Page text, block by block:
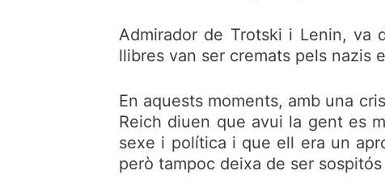
Admirador de Trotski i Lenin, va
llibres van ser cremats pels nazis
En aquests moments, amb una
Reich diuen que avui la gent es
sexe i política i que ell era un
però tampoc deixa de ser